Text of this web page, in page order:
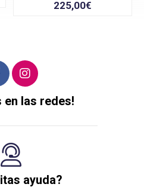
en las redes!
ayuda?